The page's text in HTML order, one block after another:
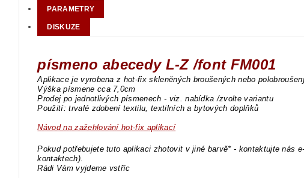
PARAMETRY
DISKUZE
písmeno abecedy L-Z /font FM001
Aplikace je vyrobena z hot-fix skleněných broušených nebo
Výška písmene cca 7,0cm
Prodej po jednotlivých písmenech - viz. nabídka /zvolte variantu
Použití: trvalé zdobení textilu, textilních a bytových doplňků
Návod na zažehlování hot-fix aplikací
Pokud potřebujete tuto aplikaci zhotovit v jiné barvě* - kontaktujte nás
kontaktech).
Rádi Vám vyjdeme vstříc